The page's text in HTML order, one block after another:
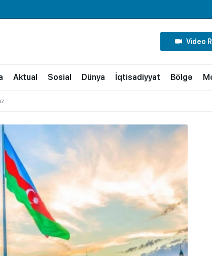
Video
Aktual Sosial Dünya İqtisadiyyat Bölgə